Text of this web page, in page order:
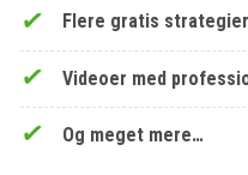
Flere gratis strategier
Videoer med
Og meget mere…